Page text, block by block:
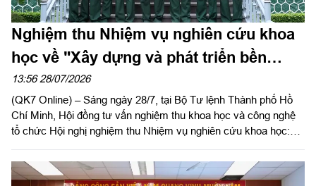
Nghiệm thu Nhiệm vụ nghiên cứu khoa
học về "Xây dựng và phát triển bền
vững tiềm lực quốc phòng Thành phố
Hồ Chí Minh trong thời kỳ mới"
13:56 28/07/2026
(QK7 Online) – Sáng ngày 28/7, tại Bộ Tư lệnh Thành phố Hồ
Chí Minh, Hội đồng tư vấn nghiệm thu khoa học và công nghệ
tổ chức Hội nghị nghiệm thu Nhiệm vụ nghiên cứu khoa học:
phố Hồ Chí Minh trong thời kỳ mới”. Trung tướng, PGS, TS
Trần Thái Bình, nguyên Viện trưởng Viện Chiến lược Quốc